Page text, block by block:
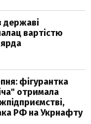
державі
вартістю
фігурантка
отримала
РФ на Укрнафту